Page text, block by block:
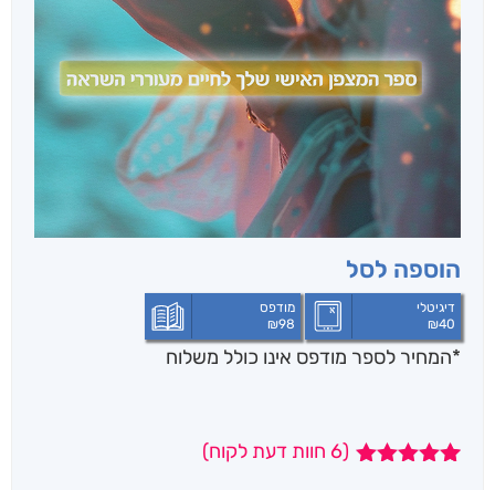
הוספה לסל
דיגיטלי
₪40
מודפס
₪98
*המחיר לספר מודפס אינו כולל משלוח
(
6 חוות דעת לקוח)